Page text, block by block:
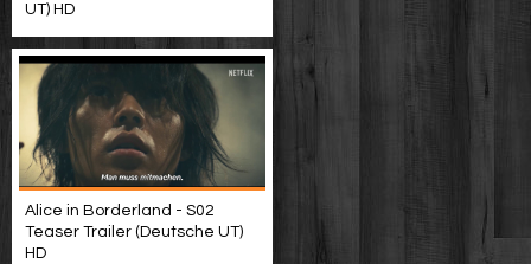
UT) HD
Alice in Borderland - S02
Teaser Trailer (Deutsche UT)
HD